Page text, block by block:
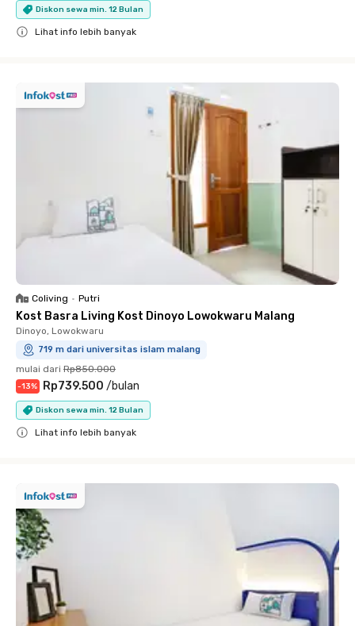
Diskon sewa min. 12 Bulan
Lihat info lebih banyak
Coliving • Putri
Kost Basra Living Kost Dinoyo Lowokwaru Malang
Dinoyo, Lowokwaru
719 m dari universitas islam malang
mulai dari Rp850.000
-13% Rp739.500 /bulan
Diskon sewa min. 12 Bulan
Lihat info lebih banyak